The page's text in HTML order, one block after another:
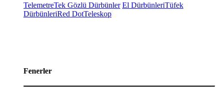
TelemetreTek Gözlü Dürbünler El DürbünleriTüfek
DürbünleriRed DotTeleskop
Fenerler